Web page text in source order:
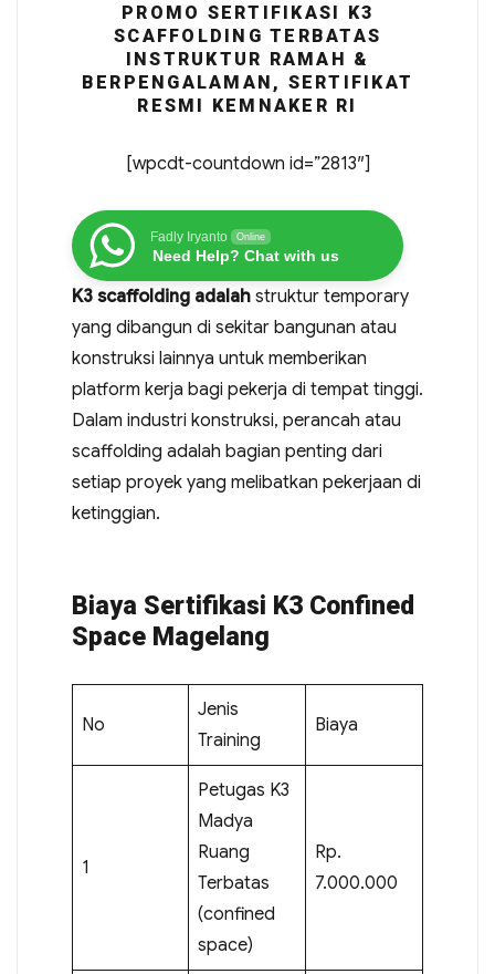
PROMO SERTIFIKASI K3
SCAFFOLDING TERBATAS
INSTRUKTUR RAMAH &
BERPENGALAMAN, SERTIFIKAT
RESMI KEMNAKER RI
[wpcdt-countdown id=”2813″]
Fadly Iryanto Online
Need Help? Chat with us
K3 scaffolding adalahstruktur temporary
yang dibangun di sekitar bangunan atau
konstruksi lainnya untuk memberikan
platform kerja bagi pekerja di tempat tinggi.
Dalam industri konstruksi, perancah atau
scaffolding adalah bagian penting dari
setiap proyek yang melibatkan pekerjaan di
ketinggian.
Biaya Sertifikasi K3 Confined
Space Magelang
No
Jenis
Training
Biaya
1
Petugas K3
Madya
Ruang
Terbatas
(confined
space)
Rp.
7.000.000